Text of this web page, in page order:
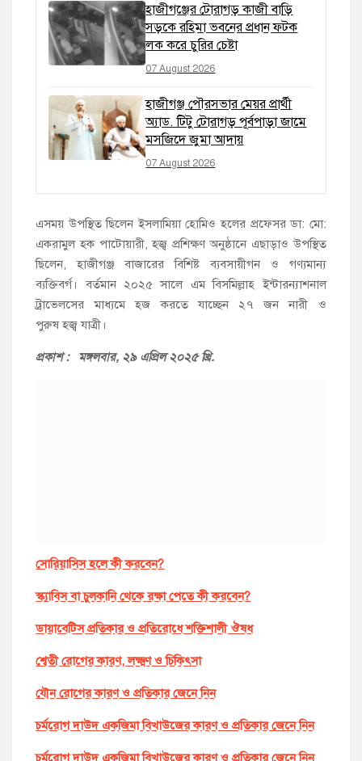
হাজীগঞ্জের টোরাগড় কাজী বাড়ি
সড়কে রহিমা ভবনের প্রধান ফটক
লক করে চুরির চেষ্টা
07 August 2026
হাজীগঞ্জ পৌরসভার মেয়র প্রার্থী
অ্যাড. টিটু টোরাগড় পূর্বপাড়া জামে
মসজিদে জুমা আদায়
07 August 2026
এসময় উপস্থিত ছিলেন ইসলামিয়া হোমিও হলের প্রফেসর ডা: মো:
একরামুল হক পাটোয়ারী, হজ্ব প্রশিক্ষণ অনুষ্ঠানে এছাড়াও উপস্থিত
ছিলেন, হাজীগঞ্জ বাজারের বিশিষ্ট ব্যবসায়ীগন ও গণ্যমান্য
ব্যক্তিবর্গ। বর্তমান ২০২৫ সালে এম বিসমিল্লাহ ইন্টারন্যাশনাল
ট্রাভেলসের মাধ্যমে হজ করতে যাচ্ছেন ২৭ জন নারী ও
পুরুষ হজ্ব যাত্রী।
প্রকাশ : মঙ্গলবার, ২৯ এপ্রিল ২০২৫ খ্রি.
সোরিয়াসিস হলে কী করবেন?
স্ক্যাবিস বা চুলকানি থেকে রক্ষা পেতে কী করবেন?
ডায়াবেটিস প্রতিকার ও প্রতিরোধে শক্তিশালী ঔষধ
শ্বেতী রোগের কারণ, লক্ষ্মণ ও চিকিৎসা
যৌন রোগের কারণ ও প্রতিকার জেনে নিন
চর্মরোগ দাউদ একজিমা বিখাউজের কারণ ও প্রতিকার জেনে নিন